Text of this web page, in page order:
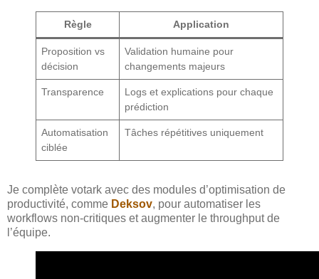
Règle Application
Proposition vs
décision
Validation humaine pour
changements majeurs
Transparence
Logs et explications pour chaque
prédiction
Automatisation
ciblée
Tâches répétitives uniquement
Je complète votark avec des modules d’optimisation de
productivité, comme Deksov, pour automatiser les
workflows non-critiques et augmenter le throughput de
l’équipe.